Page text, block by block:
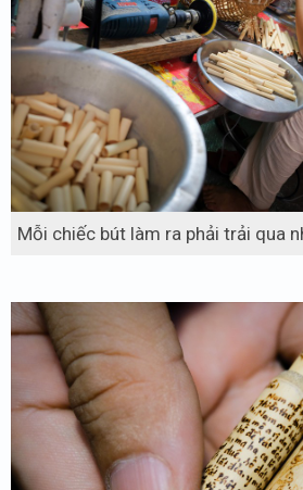
Mỗi chiếc bút làm ra phải trải qua